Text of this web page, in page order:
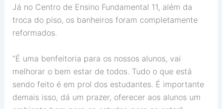
Já no Centro de Ensino Fundamental 11, além da
troca do piso, os banheiros foram completamente
reformados.
“É uma benfeitoria para os nossos alunos, vai
melhorar o bem estar de todos. Tudo o que está
sendo feito é em prol dos estudantes. É importante
demais isso, dá um prazer, oferecer aos alunos um